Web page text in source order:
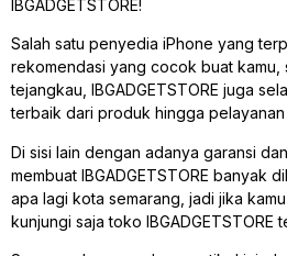
IBGADGETSTORE!
Salah satu penyedia iPhone yang
rekomendasi yang cocok buat kamu,
tejangkau, IBGADGETSTORE juga
terbaik dari produk hingga pelayanan
Di sisi lain dengan adanya garansi
membuat IBGADGETSTORE banyak
apa lagi kota semarang, jadi jika
kunjungi saja toko IBGADGETSTORE